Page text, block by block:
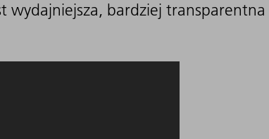
wydajniejsza, bardziej transparentna